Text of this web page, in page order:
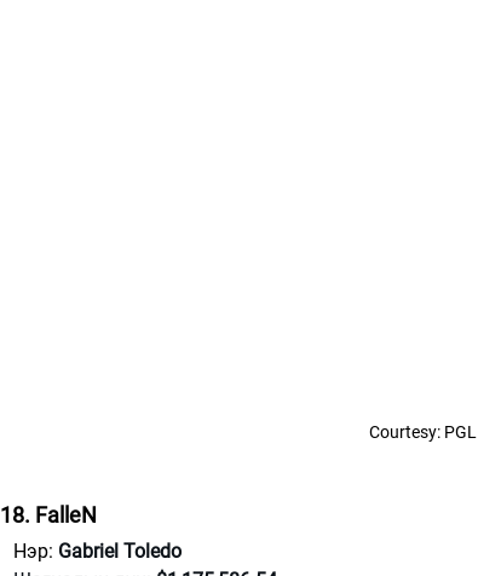
Courtesy: PGL
18. FalleN
Нэр: Gabriel Toledo